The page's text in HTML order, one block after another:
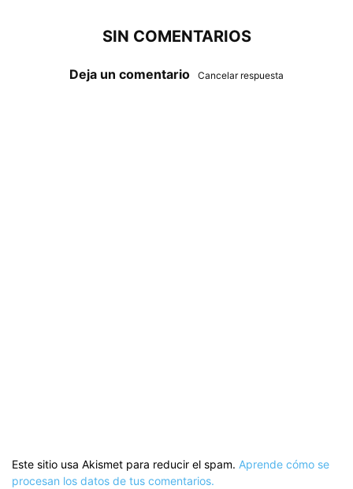
SIN COMENTARIOS
Deja un comentario Cancelar respuesta
Este sitio usa Akismet para reducir el spam. Aprende cómo se
procesan los datos de tus comentarios.